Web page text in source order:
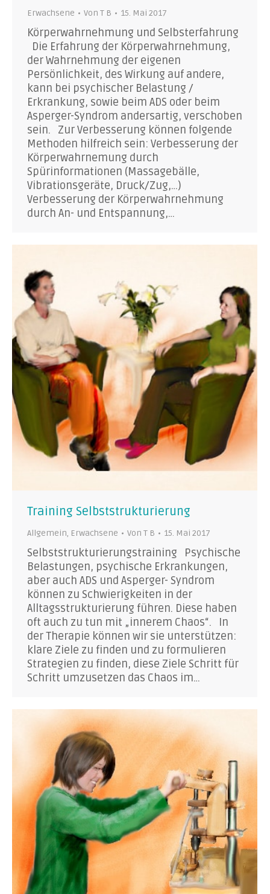
Erwachsene Von T B 15. Mai 2017
Körperwahrnehmung und Selbsterfahrung
Die Erfahrung der Körperwahrnehmung,
der Wahrnehmung der eigenen
Persönlichkeit, des Wirkung auf andere,
kann bei psychischer Belastung /
Erkrankung, sowie beim ADS oder beim
Asperger-Syndrom andersartig, verschoben
sein. Zur Verbesserung können folgende
Methoden hilfreich sein: Verbesserung der
Körperwahrnemung durch
Spürinformationen (Massagebälle,
Vibrationsgeräte, Druck/Zug,…)
Verbesserung der Körperwahrnehmung
durch An- und Entspannung,…
Training Selbststrukturierung
Allgemein, Erwachsene Von T B 15. Mai 2017
Selbststrukturierungstraining Psychische
Belastungen, psychische Erkrankungen,
aber auch ADS und Asperger- Syndrom
können zu Schwierigkeiten in der
Alltagsstrukturierung führen. Diese haben
oft auch zu tun mit „innerem Chaos“. In
der Therapie können wir sie unterstützen:
klare Ziele zu finden und zu formulieren
Strategien zu finden, diese Ziele Schritt für
Schritt umzusetzen das Chaos im…